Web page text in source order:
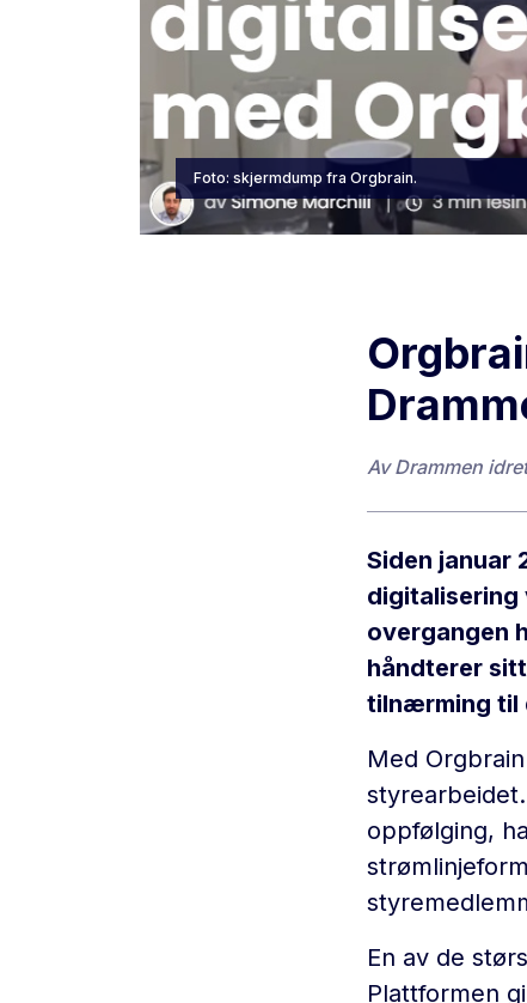
Foto: skjermdump fra Orgbrain.
AvDrammen
Siden januar
digitalisering
overgangen
håndterer
tilnærming til
Med
oppfølging,
En av de
Plattformen